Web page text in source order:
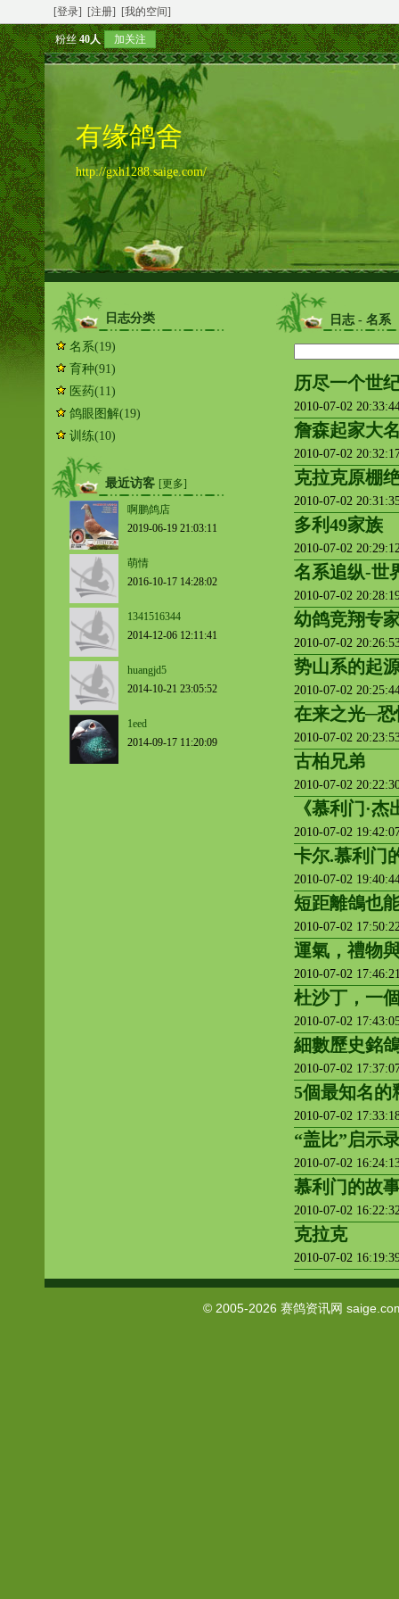
[登录] [注册] [我的空间]
粉丝40人 加关注
有缘鸽舍
http://gxh1288.saige.com/
日志分类
名系(19)
育种(91)
医药(11)
鸽眼图解(19)
训练(10)
最近访客 [更多]
啊鹏鸽店
2019-06-19 21:03:11
萌情
2016-10-17 14:28:02
1341516344
2014-12-06 12:11:41
huangjd5
2014-10-21 23:05:52
1eed
2014-09-17 11:20:09
日志 - 名系
历尽一个世
2010-07-02
詹森起家大
2010-07-02
克拉克原棚
2010-07-02
多利49家族
2010-07-02
名系追纵-世
2010-07-02
幼鸽竞翔专
2010-07-02
势山系的起
2010-07-02
在来之光─
2010-07-02
古柏兄弟
2010-07-02
《慕利门·
2010-07-02
卡尔.慕利门
2010-07-02
短距離鴿也
2010-07-02
運氣，禮物
2010-07-02
杜沙丁，一
2010-07-02
細數歷史銘
2010-07-02
5個最知名的
2010-07-02
“盖比”启示
2010-07-02
慕利门的故
2010-07-02
克拉克
2010-07-02
© 2005-2026 赛鸽资讯网